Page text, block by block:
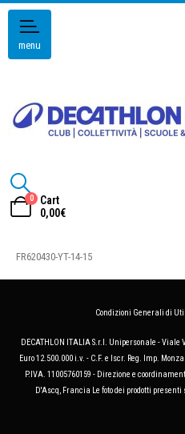
menu
0
Cart
0,00€
FR620430-YT-14-15
Condizioni Generali di
DECATHLON ITALIA S.r.l. Unipersonale - Viale
Euro 12.500.000 i.v. - C.F. e Iscr. Reg. Imp.
P.IVA. 11005760159 - Direzione e
D'Ascq, Francia Le foto dei prodotti